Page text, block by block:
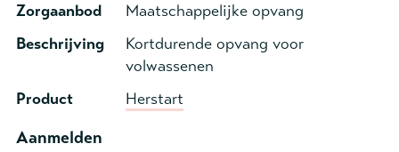
Zorgaanbod
Maatschappelijke opvang
Beschrijving
Kortdurende opvang voor
volwassenen
Product
Herstart
Aanmelden